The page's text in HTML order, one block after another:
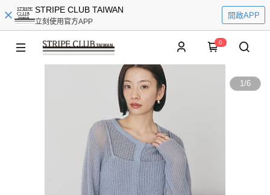
STRIPE CLUB TAIWAN
立刻使用官方APP
開啟APP
0
1/6